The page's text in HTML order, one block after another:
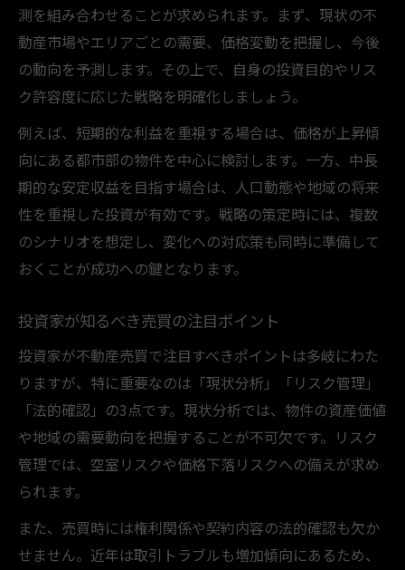
測を組み合わせることが求められます。まず、現状の不
動産市場やエリアごとの需要、価格変動を把握し、今後
の動向を予測します。その上で、自身の投資目的やリス
ク許容度に応じた戦略を明確化しましょう。
例えば、短期的な利益を重視する場合は、価格が上昇傾
向にある都市部の物件を中心に検討します。一方、中長
期的な安定収益を目指す場合は、人口動態や地域の将来
性を重視した投資が有効です。戦略の策定時には、複数
のシナリオを想定し、変化への対応策も同時に準備して
おくことが成功への鍵となります。
投資家が知るべき売買の注目ポイント
投資家が不動産売買で注目すべきポイントは多岐にわた
りますが、特に重要なのは「現状分析」「リスク管理」
「法的確認」の3点です。現状分析では、物件の資産価値
や地域の需要動向を把握することが不可欠です。リスク
管理では、空室リスクや価格下落リスクへの備えが求め
られます。
また、売買時には権利関係や契約内容の法的確認も欠か
せません。近年は取引トラブルも増加傾向にあるため、